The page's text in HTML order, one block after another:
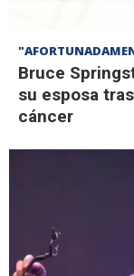
Bruce
su esposa
cáncer